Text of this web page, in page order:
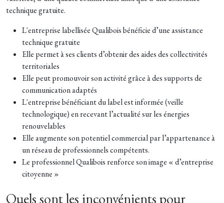
technique gratuite.
L'entreprise labellisée Qualibois bénéficie d’une assistance
technique gratuite
Elle permet à ses clients d’obtenir des aides des collectivités
territoriales
Elle peut promouvoir son activité grâce à des supports de
communication adaptés
L'entreprise bénéficiant du label est informée (veille
technologique) en recevant l’actualité sur les énergies
renouvelables
Elle augmente son potentiel commercial par l’appartenance à
un réseau de professionnels compétents.
Le professionnel Qualibois renforce son image « d’entreprise
citoyenne »
Quels sont les inconvénients pour